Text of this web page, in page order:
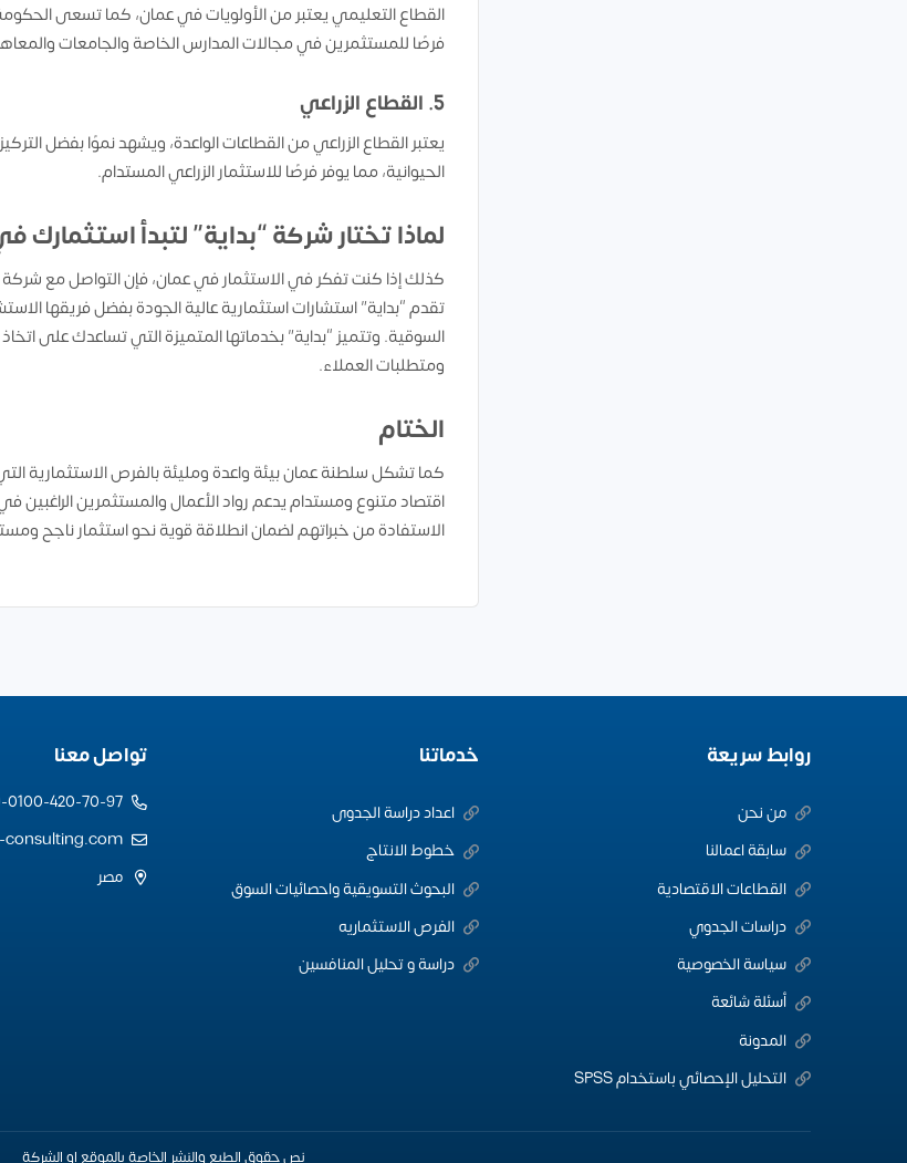
القطاع التعليمي يعتبر من الأولويات في عمان، كما تسعى
فرصًا للمستثمرين في مجالات المدارس الخاصة والجامعات
5. القطاع الزراعي
يعتبر القطاع الزراعي من القطاعات الواعدة، ويشهد نموًا بفضل
الحيوانية، مما يوفر فرصًا للاستثمار الزراعي المستدام.
لماذا تختار شركة “بداية” لتبدأ
كذلك إذا كنت تفكر في الاستثمار في عمان، فإن التواصل مع
تقدم “بداية” استشارات استثمارية عالية الجودة بفضل فريقها
السوقية. وتتميز “بداية” بخدماتها المتميزة التي تساعدك على
ومتطلبات العملاء.
الختام
اقتصاد متنوع ومستدام يدعم رواد الأعمال والمستثمرين
الاستفادة من خبراتهم لضمان انطلاقة قوية نحو استثمار ناجح
روابط سريعة
من نحن
سابقة اعمالنا
القطاعات الاقتصادية
دراسات الجدوي
سياسة الخصوصية
أسئلة شائعة
المدونة
التحليل الإحصائي باستخدام SPSS
خدماتنا
اعداد دراسة الجدوى
خطوط الانتاج
البحوث التسويقية واحصائيات السوق
الفرص الاستثماريه
دراسة و تحليل المنافسين
تواصل معنا
0100-420-70-97+
consulting.com
مصر
نص حقوق الطبع والنشر الخاصة بالموقع او الشركة